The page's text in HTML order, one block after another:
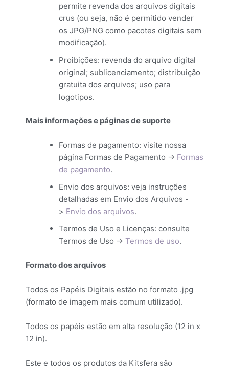
permite revenda dos arquivos digitais
crus (ou seja, não é permitido vender
os JPG/PNG como pacotes digitais sem
modificação).
Proibições: revenda do arquivo digital
original; sublicenciamento; distribuição
gratuita dos arquivos; uso para
logotipos.
Mais informações e páginas de suporte
Formas de pagamento: visite nossa
página Formas de Pagamento -> Formas
de pagamento.
Envio dos arquivos: veja instruções
detalhadas em Envio dos Arquivos -
> Envio dos arquivos.
Termos de Uso e Licenças: consulte
Termos de Uso -> Termos de uso.
Formato dos arquivos
Todos os Papéis Digitais estão no formato .jpg
(formato de imagem mais comum utilizado).
Todos os papéis estão em alta resolução (12 in x
12 in).
Este e todos os produtos da Kitsfera são